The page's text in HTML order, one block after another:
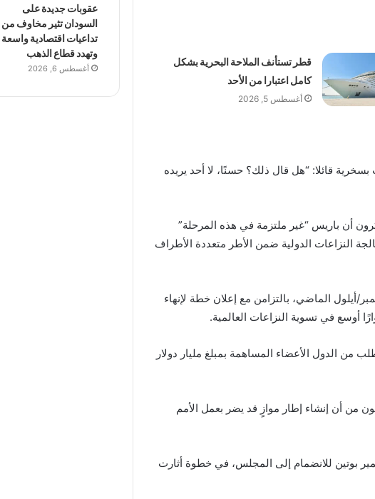
قطر تستأنف الملاحة البحرية بشكل
كامل اعتبارا من الأحد
أغسطس 5, 2026
قائلا: “هل قال ذلك؟ حسنًا، لا أحد يريده
أن باريس “غير ملتزمة في هذه المرحلة”
النزاعات الدولية ضمن الأطر متعددة الأطراف
الماضي، بالتزامن مع إعلان خطة لإنهاء
أوسع في تسوية النزاعات العالمية.
أرسلتها الإدارة الأميركية إلى نحو 60 دولة، يُطلب من الدول الأعضاء المساهمة بمبلغ مليار دولار
من أن إنشاء إطار موازٍ قد يضر بعمل الأمم
بوتين للانضمام إلى المجلس، في خطوة أثارت
عقوبات جديدة على
السودان تثير مخاوف من
تداعيات اقتصادية واسعة
وتهدد قطاع الذهب
أغسطس 6, 2026